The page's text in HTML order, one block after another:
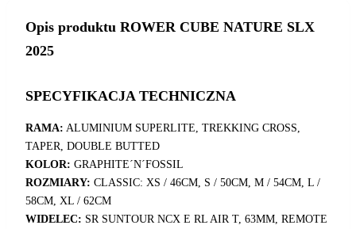
Opis produktu ROWER CUBE NATURE SLX
2025
SPECYFIKACJA TECHNICZNA
RAMA: ALUMINIUM SUPERLITE, TREKKING CROSS,
TAPER, DOUBLE BUTTED
KOLOR: GRAPHITE´N´FOSSIL
ROZMIARY: CLASSIC: XS / 46CM, S / 50CM, M / 54CM, L /
58CM, XL / 62CM
WIDELEC: SR SUNTOUR NCX E RL AIR T, 63MM, REMOTE